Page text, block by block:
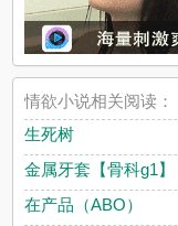
情欲小说相关阅读：
生死树
金属牙套【骨科g1】
在产品（ABO）